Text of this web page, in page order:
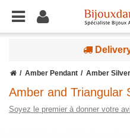
Amber Pendant Amber
Amber and Triangular
Soyez le premier à donner votre